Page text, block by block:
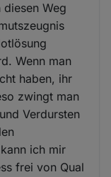
Weg
Wenn man
haben, ihr
zwingt man
Verdursten
ich mir
frei von Qual